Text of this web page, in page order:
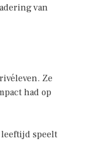
van
Ze
had op
leeftijd speelt